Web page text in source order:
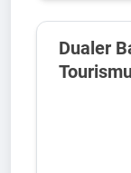
Dualer